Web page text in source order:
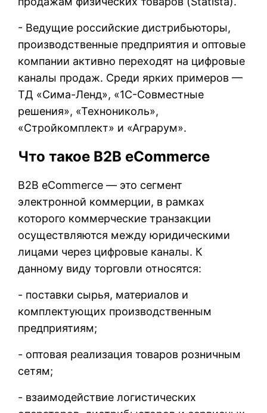
- Ведущие российские дистрибьюторы,
производственные предприятия и оптовые
компании активно переходят на цифровые
каналы продаж. Среди ярких примеров —
ТД «Сима-Ленд», «1С-Совместные
решения», «Технониколь»,
«Стройкомплект» и «Аграрум».
Что такое B2B eCommerce
B2B eCommerce — это сегмент
электронной коммерции, в рамках
которого коммерческие транзакции
осуществляются между юридическими
лицами через цифровые каналы. К
данному виду торговли относятся:
- поставки сырья, материалов и
комплектующих производственным
предприятиям;
- оптовая реализация товаров розничным
сетям;
- взаимодействие логистических